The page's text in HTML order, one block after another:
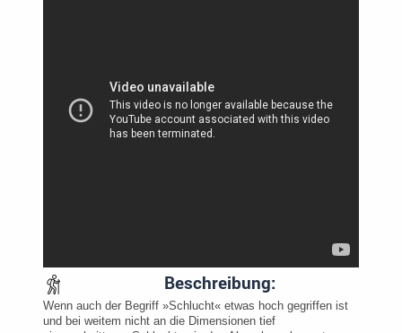
Beschreibung:
Wenn auch der Begriff »Schlucht« etwas hoch gegriffen ist
und bei weitem nicht an die Dimensionen tief